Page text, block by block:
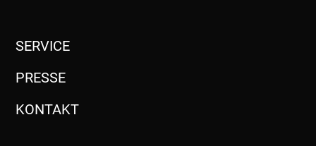
SERVICE
PRESSE
KONTAKT